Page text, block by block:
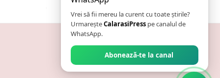
Vrei să fii mereu la curent cu toate știrile?
UrmareșteCalarasiPress pe canalul de
WhatsApp.
Abonează-te la canal